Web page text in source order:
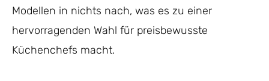
Modellen in nichts nach, was es zu einer
hervorragenden Wahl für preisbewusste
Küchenchefs macht.